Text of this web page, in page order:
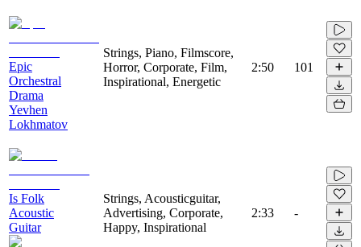
Epic
Orchestral
Drama
Yevhen
Lokhmatov
Strings, Piano, Filmscore,
Horror, Corporate, Film,
Inspirational, Energetic
2:50 101
Is Folk
Acoustic
Guitar
Strings, Acousticguitar,
Advertising, Corporate,
Happy, Inspirational
2:33 -